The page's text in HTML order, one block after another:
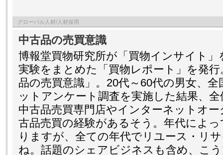
グローバル人材/人材採用
中古品の売買意識
博報堂買物研究所が「買物インサイト
実験をまとめた「買物レポート」を発
品の売買意識」。20代～60代の男女、
ットアンケート調査を実施した結果、
中古品売買専門店やインターネットオ
古品売買の経験があるそう。年代によ
りますが、全ての年代でリユース・リ
ね。話題のシェアビジネスも含め、こ